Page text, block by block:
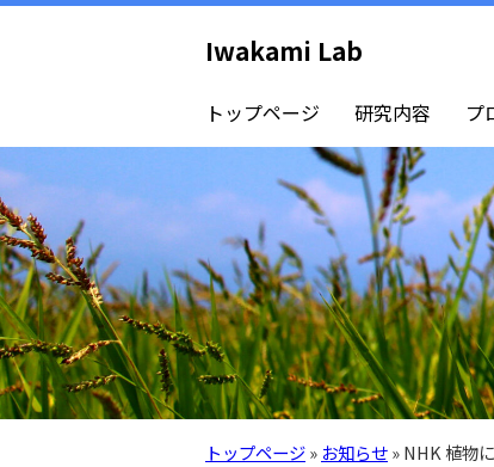
Iwakami Lab
トップページ 研究内容 プ
トップページ» お知らせ» NHK 植物